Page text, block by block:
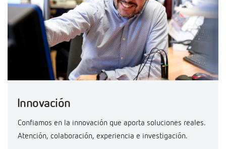
Innovación
Confiamos en la innovación que aporta soluciones reales.
Atención, colaboración, experiencia e investigación.